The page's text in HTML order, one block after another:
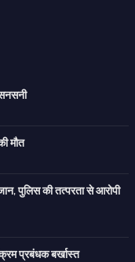
मौत
पुलिस की तत्परता से आरोपी
प्रबंधक बर्खास्त